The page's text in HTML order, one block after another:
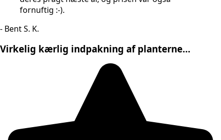
fornuftig :-).
- Bent S. K.
Virkelig kærlig indpakning af planterne…